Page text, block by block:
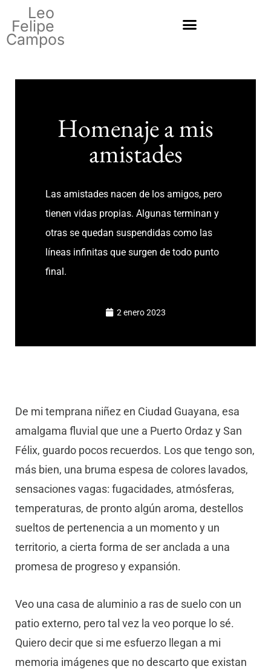
Leo
Felipe
Campos
Homenaje a mis
amistades
Las amistades nacen de los amigos, pero
tienen vidas propias. Algunas terminan y
otras se quedan suspendidas como las
líneas infinitas que surgen de todo punto
final.
2 enero 2023
De mi temprana niñez en Ciudad Guayana, esa
amalgama fluvial que une a Puerto Ordaz y San
Félix, guardo pocos recuerdos. Los que tengo son,
más bien, una bruma espesa de colores lavados,
sensaciones vagas: fugacidades, atmósferas,
temperaturas, de pronto algún aroma, destellos
sueltos de pertenencia a un momento y un
territorio, a cierta forma de ser anclada a una
promesa de progreso y expansión.
Veo una casa de aluminio a ras de suelo con un
patio externo, pero tal vez la veo porque lo sé.
Quiero decir que si me esfuerzo llegan a mi
memoria imágenes que no descarto que existan